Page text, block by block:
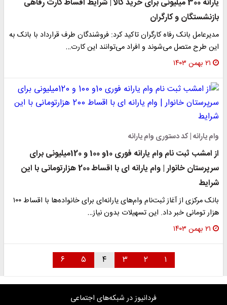
یارانه 300 میلیونی برای خرید کالا | شرایط اقساط کارت رفاهی
بازنشستگان و کارگران
مدیرعامل بانک رفاه کارگران تاکید کرد: فروشندگان طرف قرارداد با بانک به
این طرح متصل می‌شوند و افراد می‌توانند این کارت…
۲۱ بهمن ۱۴۰۳
وام یارانه | کد دستوری وام یارانه
از امشب ثبت نام وام یارانه فوری 10و 100 و 120میلیونی برای
سرپرستان خانوار | وام یارانه ای با اقساط 200 هزارتومانی با این
شرایط
بانک مرکزی از آغاز ثبت‌نام وام‌های یارانه‌ای برای خانواده‌ها با اقساط ۱۰۰
هزار تومانی خبر داد. این تسهیلات بدون نیاز…
۲۱ بهمن ۱۴۰۳
۱ ۲ ۳ ۴ ۵ ۶
فردانیوز در شبکه‌های اجتماعی